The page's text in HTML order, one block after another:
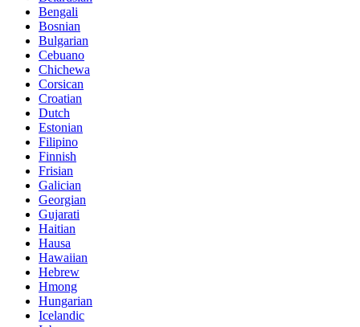
Bengali
Bosnian
Bulgarian
Cebuano
Chichewa
Corsican
Croatian
Dutch
Estonian
Filipino
Finnish
Frisian
Galician
Georgian
Gujarati
Haitian
Hausa
Hawaiian
Hebrew
Hmong
Hungarian
Icelandic